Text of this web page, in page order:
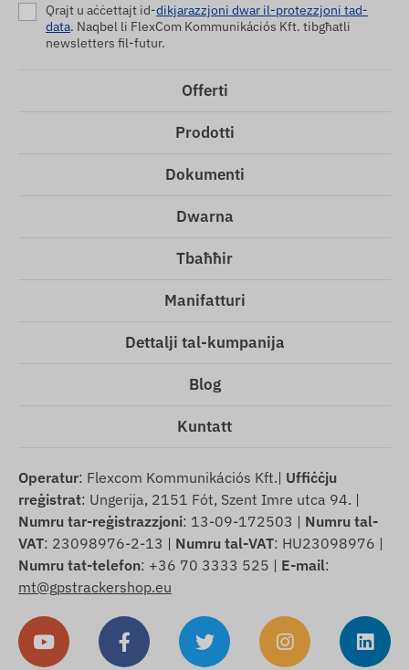
Qrajt u aċċettajt id-dikjarazzjoni dwar il-protezzjoni tad-
data. Naqbel li FlexCom Kommunikációs Kft. tibgħatli
newsletters fil-futur.
Offerti
Prodotti
Dokumenti
Dwarna
Tbaħħir
Manifatturi
Dettalji tal-kumpanija
Blog
Kuntatt
Operatur: Flexcom Kommunikációs Kft.| Uffiċċju
rreġistrat: Ungerija, 2151 Fót, Szent Imre utca 94. |
Numru tar-reġistrazzjoni: 13-09-172503 | Numru tal-
VAT: 23098976-2-13 | Numru tal-VAT: HU23098976 |
Numru tat-telefon: +36 70 3333 525 | E-mail:
mt@gpstrackershop.eu